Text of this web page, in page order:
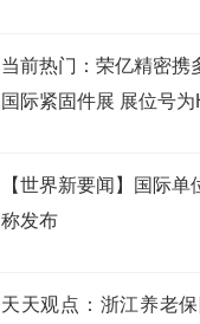
当前热门：荣亿精密携
国际紧固件展 展位号
【世界新要闻】国际
称发布
天天观点：浙江养老